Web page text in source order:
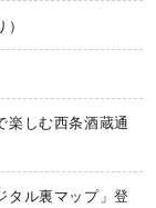
楽しむ西条酒蔵通
タル裏マップ」登